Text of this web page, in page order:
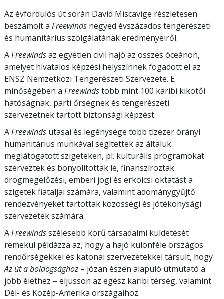
Az évfordulós út során David Miscavige részletesen
beszámolt a Freewinds negyed évszázados tengerészeti
és humanitárius szolgálatának eredményeiről.
AFreewindsaz egyetlen civil hajó az összes óceánon,
amelyet hivatalos képzési helyszínnek fogadott el az
ENSZ Nemzetközi Tengerészeti Szervezete. E
minőségében a Freewindstöbb mint 100 karibi kikötői
hatóságnak, parti őrségnek és tengerészeti
szervezetnek tartott biztonsági képzést.
AFreewinds utasai és legénysége több tízezer órányi
humanitárius munkával segítettek az általuk
meglátogatott szigeteken, pl. kulturális programokat
szerveztek és bonyolítottak le, finanszíroztak
drogmegelőzési, emberi jogi és erkölcsi oktatást a
szigetek fiataljai számára, valamint adománygyűjtő
rendezvényeket tartottak közösségi és jótékonysági
szervezetek számára.
AFreewindsszélesebb körű társadalmi küldetését
remekül példázza az, hogy a hajó különféle országos
rendőrségekkel és katonai szervezetekkel társult, hogy
Az út a boldogsághoz – józan észen alapuló útmutató a
jobb élethez – eljusson az egész karibi térség, valamint
Dél- és Közép-Amerika országaihoz.